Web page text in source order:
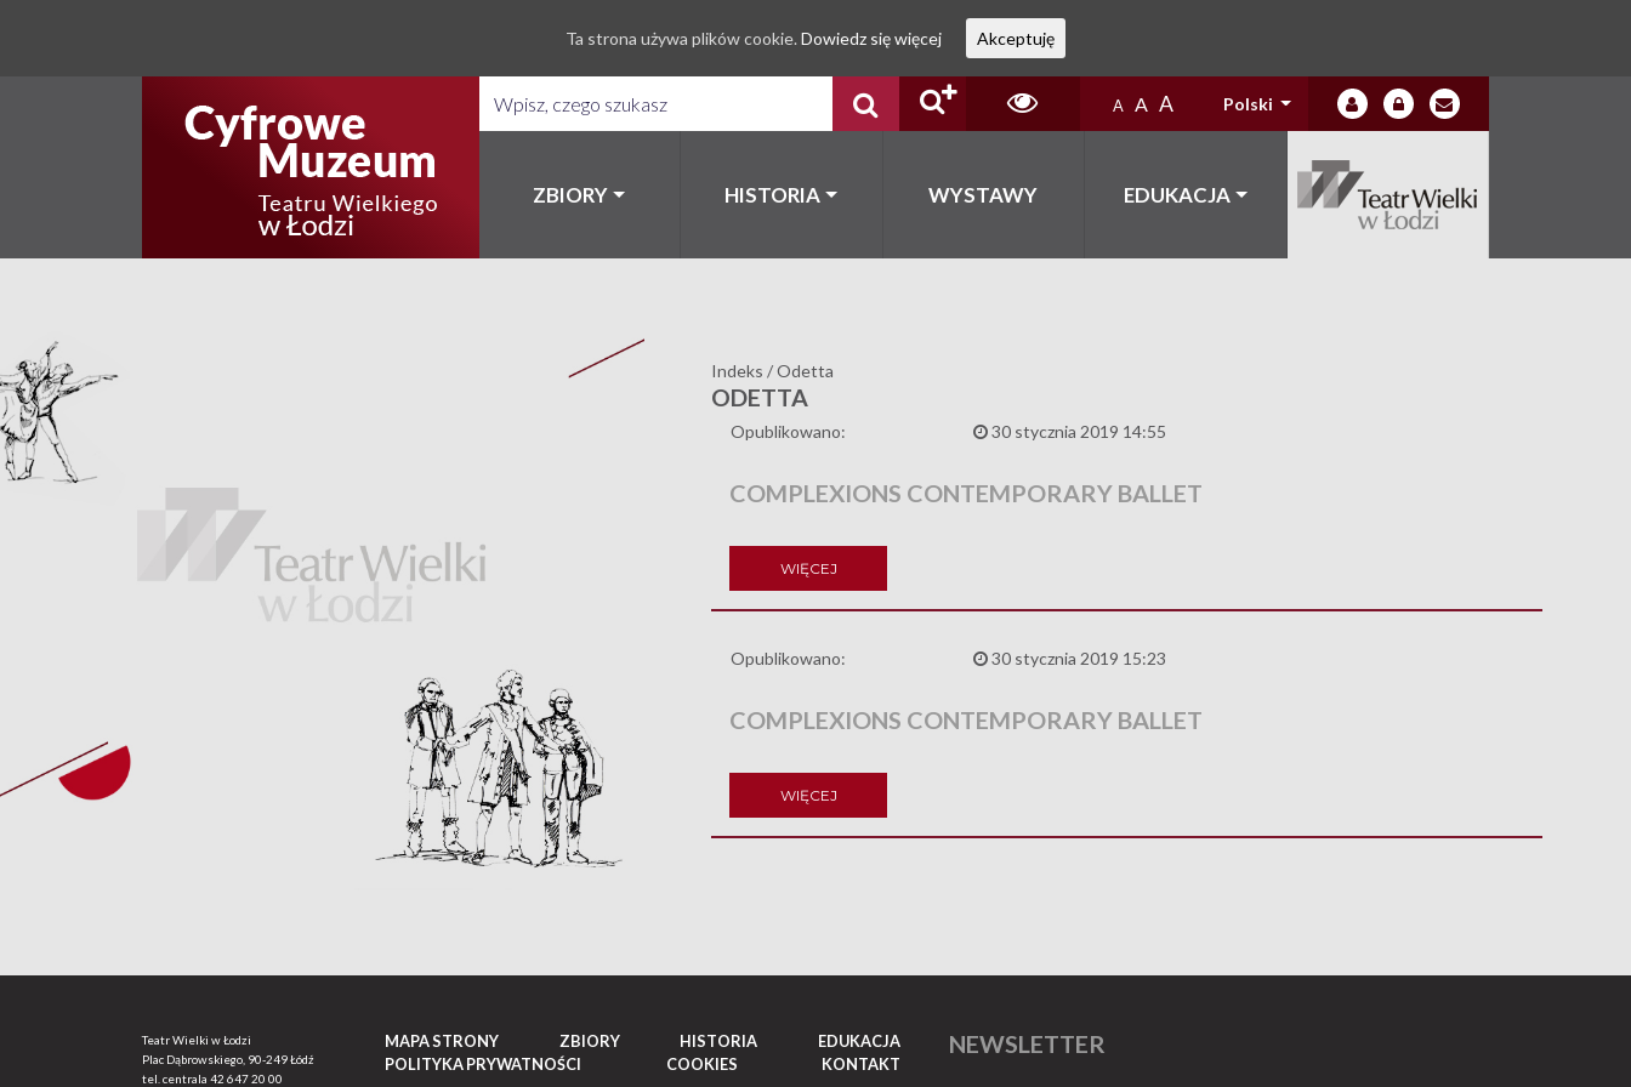
A A A Polski
ZBIORY HISTORIA WYSTAWY EDUKACJA
Indeks /Odetta
ODETTA
Opublikowano: 30 stycznia 2019 14:55
COMPLEXIONS CONTEMPORARY BALLET
WIĘCEJ
Opublikowano: 30 stycznia 2019 15:23
COMPLEXIONS CONTEMPORARY BALLET
WIĘCEJ
Teatr Wielki w Łodzi
Plac Dąbrowskiego, 90-249 Łódź
tel. centrala 42 647 20 00
MAPA STRONY ZBIORY HISTORIA
EDUKACJA
POLITYKA PRYWATNOŚCI
COOKIES KONTAKT
NEWSLETTER
Ta strona używa plików cookie. Dowiedz się więcej Akceptuję